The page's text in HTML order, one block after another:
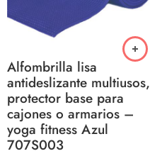
Alfombrilla lisa
antideslizante multiusos,
protector base para
cajones o armarios –
yoga fitness Azul
707S003